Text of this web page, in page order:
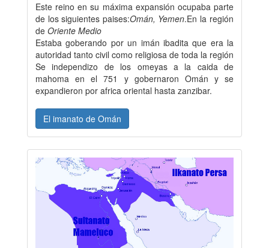
Este reino en su máxima expansión ocupaba parte
de los siguientes paises:Omán, Yemen.En la región
de Oriente Medio
Estaba goberando por un imán ibadita que era la
autoridad tanto civil como religiosa de toda la región
Se independizo de los omeyas a la caida de
mahoma en el 751 y gobernaron Omán y se
expandieron por africa oriental hasta zanzibar.
El imanato de Omán